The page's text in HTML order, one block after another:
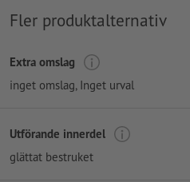
Fler produktalternativ
Extra omslag
inget omslag, Inget urval
Utförande innerdel
glättat bestruket